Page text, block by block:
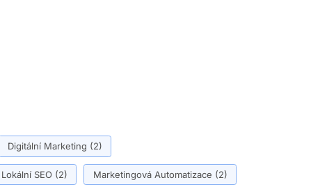
Digitální Marketing (2)
Lokální SEO(2) Marketingová Automatizace (2)